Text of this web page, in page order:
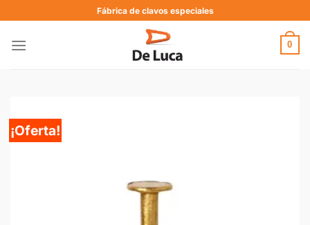
Fábrica de clavos especiales
0
¡Oferta!